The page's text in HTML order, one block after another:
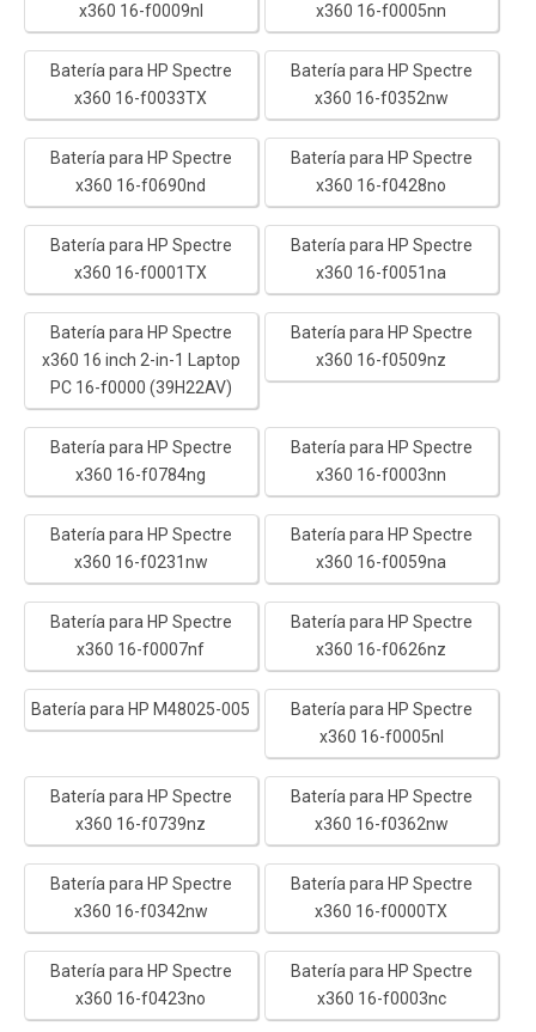
x360 16-f0009nl
x360 16-f0005nn
Batería para HP Spectre
x360 16-f0033TX
Batería para HP Spectre
x360 16-f0352nw
Batería para HP Spectre
x360 16-f0690nd
Batería para HP Spectre
x360 16-f0428no
Batería para HP Spectre
x360 16-f0001TX
Batería para HP Spectre
x360 16-f0051na
Batería para HP Spectre
x360 16 inch 2-in-1 Laptop
PC 16-f0000 (39H22AV)
Batería para HP Spectre
x360 16-f0509nz
Batería para HP Spectre
x360 16-f0784ng
Batería para HP Spectre
x360 16-f0003nn
Batería para HP Spectre
x360 16-f0231nw
Batería para HP Spectre
x360 16-f0059na
Batería para HP Spectre
x360 16-f0007nf
Batería para HP Spectre
x360 16-f0626nz
Batería para HP M48025-005
Batería para HP Spectre
x360 16-f0005nl
Batería para HP Spectre
x360 16-f0739nz
Batería para HP Spectre
x360 16-f0362nw
Batería para HP Spectre
x360 16-f0342nw
Batería para HP Spectre
x360 16-f0000TX
Batería para HP Spectre
x360 16-f0423no
Batería para HP Spectre
x360 16-f0003nc